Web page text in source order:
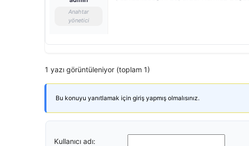
Anahtar
yönetici
1 yazı görüntüleniyor (toplam 1)
Bu konuyu yanıtlamak için giriş yapmış olmalısınız.
Kullanıcı adı: